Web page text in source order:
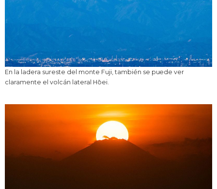
En la ladera sureste del monte Fuji, también se puede ver
claramente el volcán lateral Hōei.